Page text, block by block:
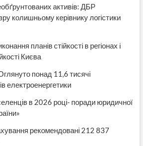
активів: ДБР
колишньому керівнику логістики
планів стійкості в регіонах і
Києва
понад 11,6 тисячі
електроенергетики
в 2026 році- поради юридичної
рекомендовані 212 837